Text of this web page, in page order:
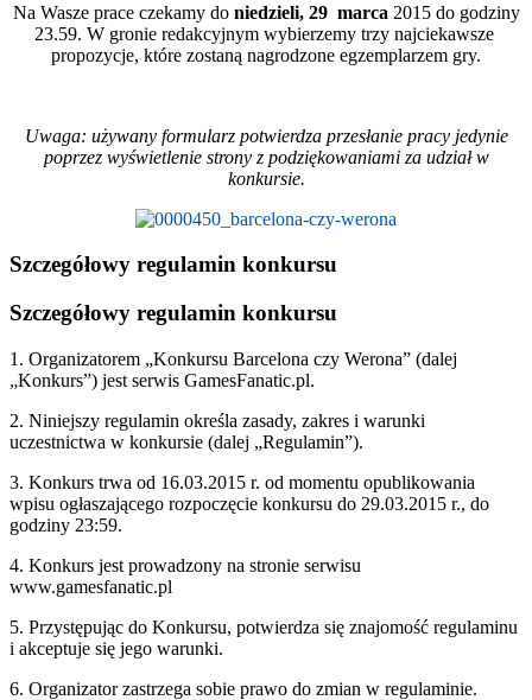
Na Wasze prace czekamy do niedzieli, 29 marca 2015 do godziny
23.59. W gronie redakcyjnym wybierzemy trzy najciekawsze
propozycje, które zostaną nagrodzone egzemplarzem gry.
Uwaga: używany formularz potwierdza przesłanie pracy jedynie
poprzez wyświetlenie strony z podziękowaniami za udział w
konkursie.
Szczegółowy regulamin konkursu
Szczegółowy regulamin konkursu
1. Organizatorem „Konkursu Barcelona czy Werona” (dalej
„Konkurs”) jest serwis GamesFanatic.pl.
2. Niniejszy regulamin określa zasady, zakres i warunki
uczestnictwa w konkursie (dalej „Regulamin”).
3. Konkurs trwa od 16.03.2015 r. od momentu opublikowania
wpisu ogłaszającego rozpoczęcie konkursu do 29.03.2015 r., do
godziny 23:59.
4. Konkurs jest prowadzony na stronie serwisu
www.gamesfanatic.pl
5. Przystępując do Konkursu, potwierdza się znajomość regulaminu
i akceptuje się jego warunki.
6. Organizator zastrzega sobie prawo do zmian w regulaminie.